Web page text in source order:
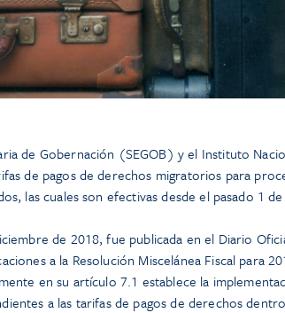
de Gobernación (SEGOB) y el Instituto
de pagos de derechos migratorios para
las cuales son efectivas desde el pasado 1
de 2018, fue publicada en el Diario
a la Resolución Miscelánea Fiscal para
en su artículo 7.1 establece la
a las tarifas de pagos de derechos